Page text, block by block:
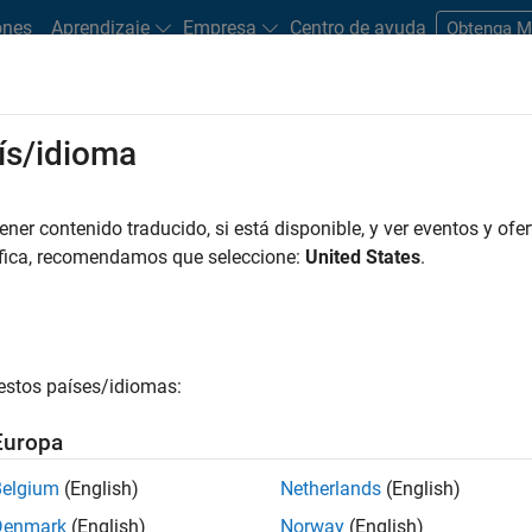
Aprendizaje Empresa Centro de ayuda Obtenga
Search Services
Party
offered
third-party providers,
provided by
Design and simulate
Learn more
idioma
contenido traducido, si está disponible, y ver eventos y
recomendamos que seleccione: United States.
países/idiomas:
(English)
(English)
Netherlands (English)
Norway (English)